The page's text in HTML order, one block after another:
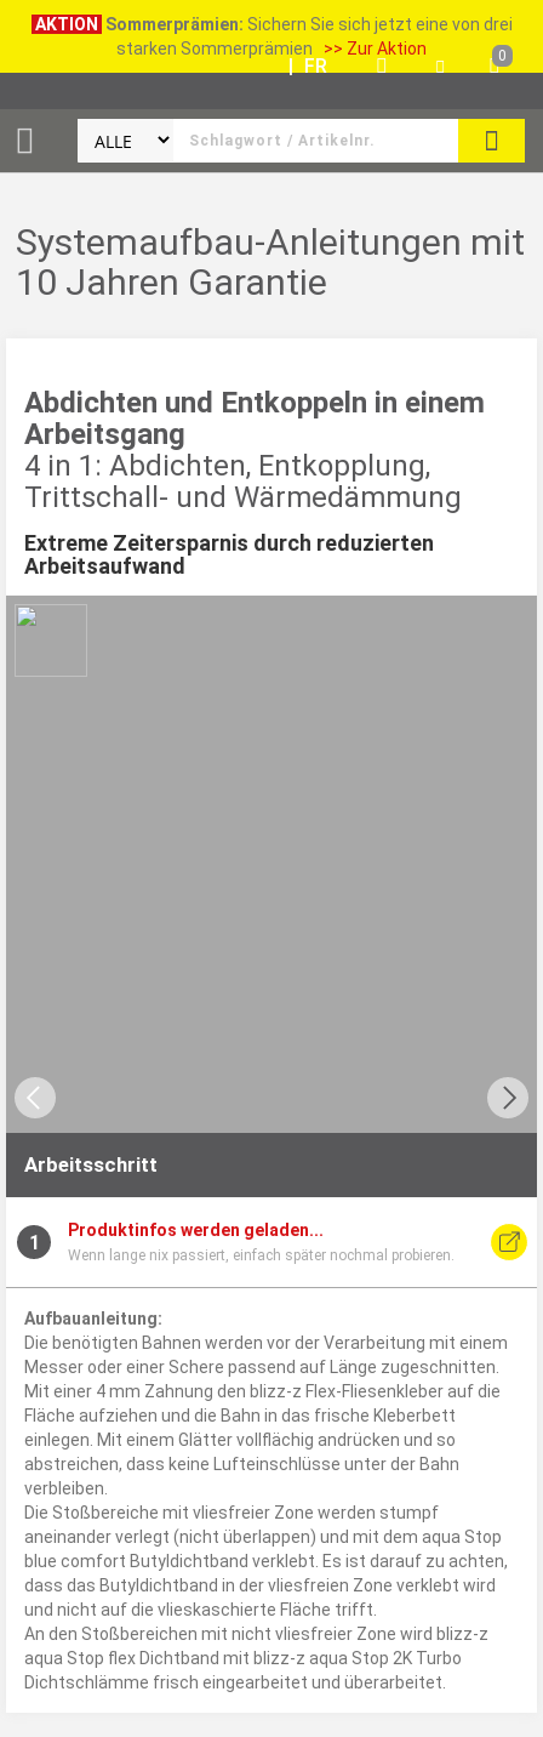
AKTION Sommerprämien: Sichern Sie sich jetzt eine von drei
starken Sommerprämien >> Zur Aktion
SUCHE
| FR 0
Systemaufbau-Anleitungen mit
10 Jahren Garantie
Abdichten und Entkoppeln in einem
Arbeitsgang
4 in 1: Abdichten, Entkopplung,
Trittschall- und Wärmedämmung
Extreme Zeitersparnis durch reduzierten
Arbeitsaufwand
Arbeitsschritt
1
Produktinfos werden geladen...
Wenn lange nix passiert, einfach später nochmal probieren.
Aufbauanleitung:
Die benötigten Bahnen werden vor der Verarbeitung mit einem
Messer oder einer Schere passend auf Länge zugeschnitten.
Mit einer 4 mm Zahnung den blizz-z Flex-Fliesenkleber auf die
Fläche aufziehen und die Bahn in das frische Kleberbett
einlegen. Mit einem Glätter vollflächig andrücken und so
abstreichen, dass keine Lufteinschlüsse unter der Bahn
verbleiben.
Die Stoßbereiche mit vliesfreier Zone werden stumpf
aneinander verlegt (nicht überlappen) und mit dem aqua Stop
blue comfort Butyldichtband verklebt. Es ist darauf zu achten,
dass das Butyldichtband in der vliesfreien Zone verklebt wird
und nicht auf die vlieskaschierte Fläche trifft.
An den Stoßbereichen mit nicht vliesfreier Zone wird blizz-z
aqua Stop flex Dichtband mit blizz-z aqua Stop 2K Turbo
Dichtschlämme frisch eingearbeitet und überarbeitet.